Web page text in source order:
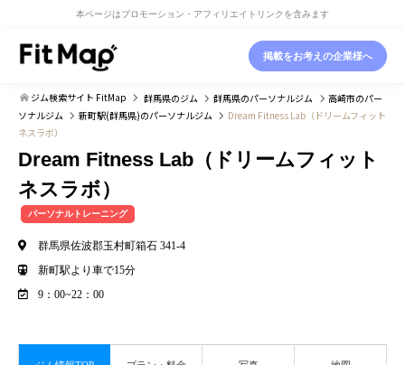
本ページはプロモーション・アフィリエイトリンクを含みます
掲載をお考えの企業様へ
ジム検索サイト FitMap 群馬県のジム 群馬県のパーソナルジム 高崎市のパー
ソナルジム
新町駅(群馬県)のパーソナルジム
Dream Fitness Lab（ドリームフィット
ネスラボ）
Dream Fitness Lab（ドリームフィット
ネスラボ）
パーソナルトレーニング
群馬県佐波郡玉村町箱石 341-4
新町駅より車で15分
9：00~22：00